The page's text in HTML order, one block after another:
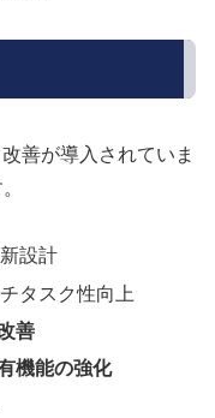
善が導入されていま
設計
タスク性向上
善
機能の強化